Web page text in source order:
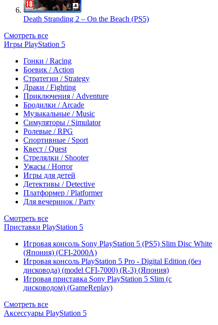
Death Stranding 2 – On the Beach (PS5)
Смотреть все
Игры PlayStation 5
Гонки / Racing
Боевик / Action
Стратегии / Strategy
Драки / Fighting
Приключения / Adventure
Бродилки / Arcade
Музыкальные / Music
Симуляторы / Simulator
Ролевые / RPG
Спортивные / Sport
Квест / Quest
Стрелялки / Shooter
Ужасы / Horror
Игры для детей
Детективы / Detective
Платформер / Platformer
Для вечеринок / Party
Смотреть все
Приставки PlayStation 5
Игровая консоль Sony PlayStation 5 (PS5) Slim Disc White
(Япония) (CFI-2000A)
Игровая консоль PlayStation 5 Pro - Digital Edition (без
дисковода) (model CFI-7000) (R-3) (Япония)
Игровая приставка Sony PlayStation 5 Slim (с
дисководом) (GameReplay)
Смотреть все
Аксессуары PlayStation 5